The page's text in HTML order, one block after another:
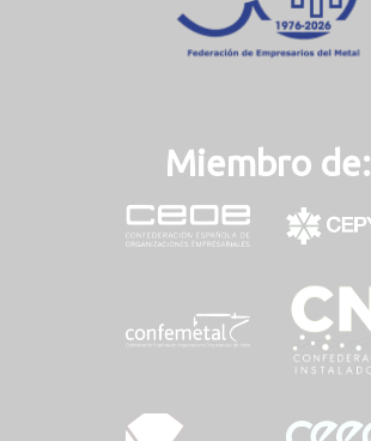
Miembro de: